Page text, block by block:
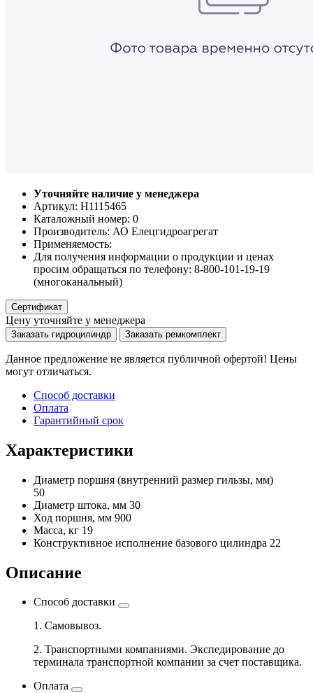
Уточняйте наличие у менеджера
Артикул: Н1115465
Каталожный номер: 0
Производитель: АО Елецгидроагрегат
Применяемость:
Для получения информации о продукции и ценах
просим обращаться по телефону: 8-800-101-19-19
(многоканальный)
Сертификат
Цену уточняйте у менеджера
Заказать гидроцилиндр Заказать ремкомплект
Данное предложение не является публичной офертой! Цены
могут отличаться.
Способ доставки
Оплата
Гарантийный срок
Характеристики
Диаметр поршня (внутренний размер гильзы, мм)
50
Диаметр штока, мм 30
Ход поршня, мм 900
Масса, кг 19
Конструктивное исполнение базового цилиндра 22
Описание
Способ доставки
1. Самовывоз.
2. Транспортными компаниями. Экспедирование до
терминала транспортной компании за счет поставщика.
Оплата